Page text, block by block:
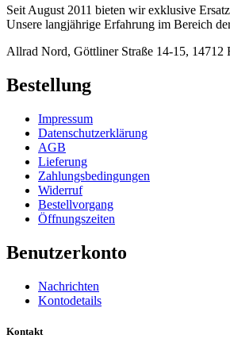
Seit August 2011 bieten wir exklusive
Unsere langjährige Erfahrung im Bereich
Allrad Nord, Göttliner Straße 14-15, 14712
Bestellung
Impressum
Datenschutzerklärung
AGB
Lieferung
Zahlungsbedingungen
Widerruf
Bestellvorgang
Öffnungszeiten
Benutzerkonto
Nachrichten
Kontodetails
Kontakt